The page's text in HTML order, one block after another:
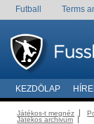
Futball Terms
KEZDÖLAP
Játékos-t megnéz
Játékos archivum